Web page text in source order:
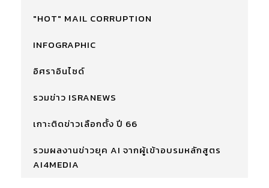
"HOT" MAIL CORRUPTION
INFOGRAPHIC
อิศราอินไซด์
รวมข่าว ISRANEWS
เกาะติดข่าวเลือกตั้ง ปี 66
รวมผลงานข่าวยุค AI จากผู้เข้าอบรมหลักสูตร
AI4MEDIA